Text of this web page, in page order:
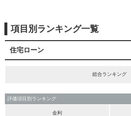
項目別ランキング一覧
住宅ローン
総合ランキング
評価項目別ランキング
金利